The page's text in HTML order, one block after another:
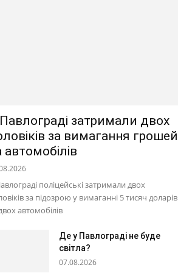
затримали двох
за вимагання грошей
автомобілів
поліцейські затримали двох
за підозрою у вимаганні 5 тисяч доларів
автомобілів
Де у Павлограді не буде
світла?
07.08.2026